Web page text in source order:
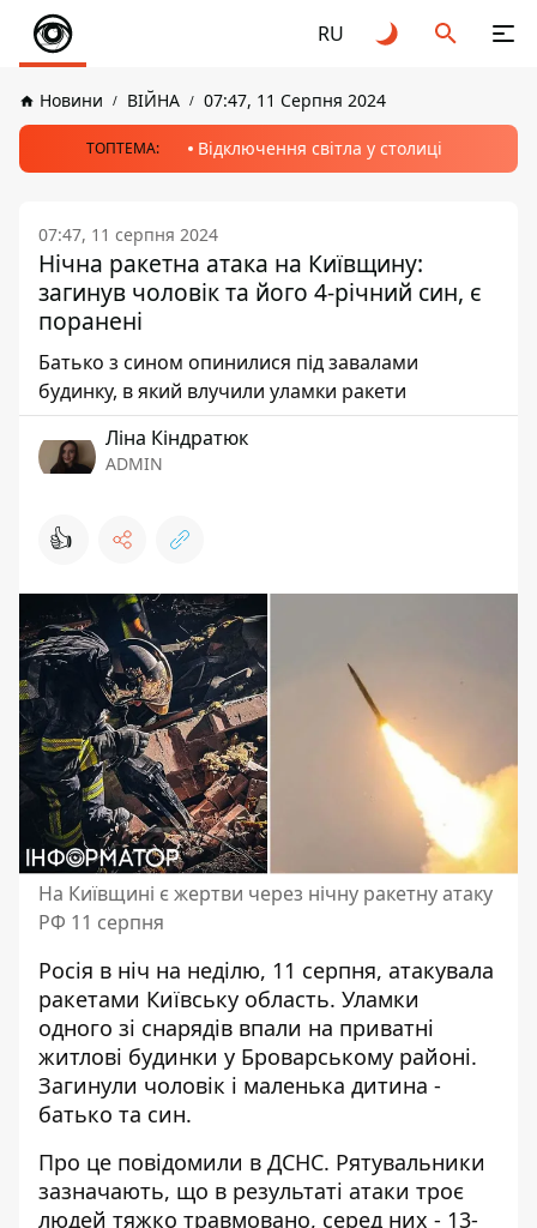
RU
Новини ВІЙНА 07:47, 11 Серпня 2024
ТОПТЕМА: Відключення світла у столиці
07:47, 11 серпня 2024
Нічна ракетна атака на Київщину:
загинув чоловік та його 4-річний син, є
поранені
Батько з сином опинилися під завалами
будинку, в який влучили уламки ракети
Ліна Кіндратюк
ADMIN
👍
На Київщині є жертви через нічну ракетну атаку
РФ 11 серпня
Росія в ніч на неділю, 11 серпня, атакувала
ракетами Київську область. Уламки
одного зі снарядів впали на приватні
житлові будинки у Броварському районі.
Загинули чоловік і маленька дитина -
батько та син.
Про це повідомили в ДСНС. Рятувальники
зазначають, що в результаті атаки троє
людей тяжко травмовано, серед них - 13-